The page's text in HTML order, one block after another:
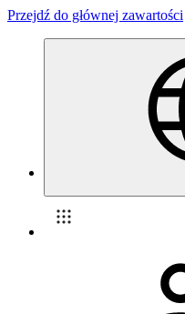
Przejdź do głównej zawartości